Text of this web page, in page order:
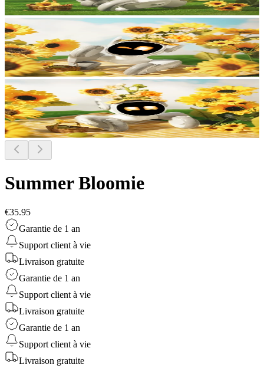
Summer Bloomie
€35.95
Garantie de 1 an
Support client à vie
Livraison gratuite
Garantie de 1 an
Support client à vie
Livraison gratuite
Garantie de 1 an
Support client à vie
Livraison gratuite